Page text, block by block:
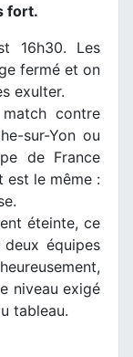
fort.
16h30. Les
fermé et on
exulter.
contre
sur-Yon ou
de France
est le même :
éteinte, ce
équipes
niveau exigé
tableau.